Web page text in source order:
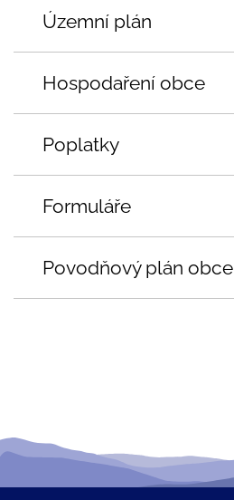
Územní plán
Hospodaření obce
Poplatky
Formuláře
Povodňový plán obce